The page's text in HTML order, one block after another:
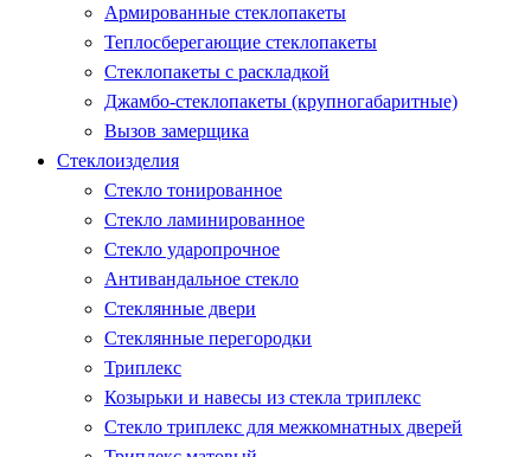
Армированные стеклопакеты
Теплосберегающие стеклопакеты
Стеклопакеты с раскладкой
Джамбо-стеклопакеты (крупногабаритные)
Вызов замерщика
Стеклоизделия
Стекло тонированное
Стекло ламинированное
Стекло ударопрочное
Антивандальное стекло
Стеклянные двери
Стеклянные перегородки
Триплекс
Козырьки и навесы из стекла триплекс
Стекло триплекс для межкомнатных дверей